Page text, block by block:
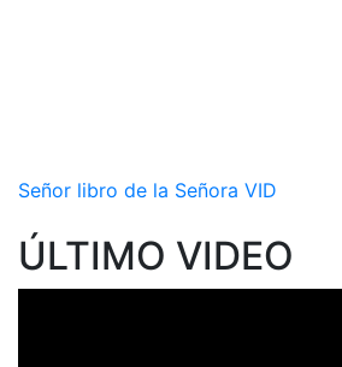
Señor libro de la Señora VID
ÚLTIMO VIDEO